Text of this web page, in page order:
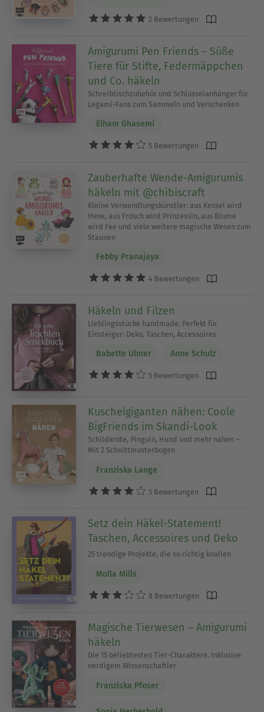
2 Bewertungen
Amigurumi Pen Friends – Süße
Tiere für Stifte, Federmäppchen
und Co. häkeln
Schreibtischzubehör und Schlüsselanhänger für
Legami-Fans zum Sammeln und Verschenken
Elham Ghasemi
5 Bewertungen
Zauberhafte Wende-Amigurumis
häkeln mit @chibiscraft
Kleine Verwandlungskünstler: aus Kessel wird
Hexe, aus Frosch wird Prinzessin, aus Blume
wird Fee und viele weitere magische Wesen zum
Staunen
Febby Pranajaya
4 Bewertungen
Häkeln und Filzen
Lieblingsstücke handmade. Perfekt für
Einsteiger: Deko, Taschen, Accessoires
Babette Ulmer Anne Schulz
5 Bewertungen
Kuschelgiganten nähen: Coole
BigFriends im Skandi-Look
Schildkröte, Pinguin, Hund und mehr nähen –
Mit 2 Schnittmusterbogen
Franziska Lange
5 Bewertungen
Setz dein Häkel-Statement!
Taschen, Accessoires und Deko
25 trendige Projekte, die so richtig knallen
Molla Mills
8 Bewertungen
Magische Tierwesen – Amigurumi
häkeln
Die 15 beliebtesten Tier-Charaktere. Inklusive
nerdigem Wissenschaftler
Franziska Pfoser